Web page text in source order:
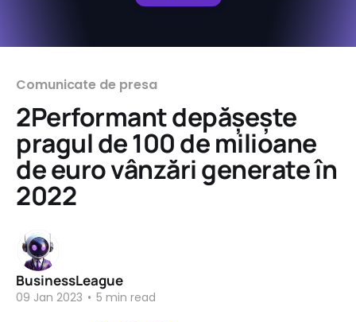
Comunicate de presa
2Performant depășește
pragul de 100 de milioane
de euro vânzări generate în
2022
BusinessLeague
09 Jan 2023 • 5 min read